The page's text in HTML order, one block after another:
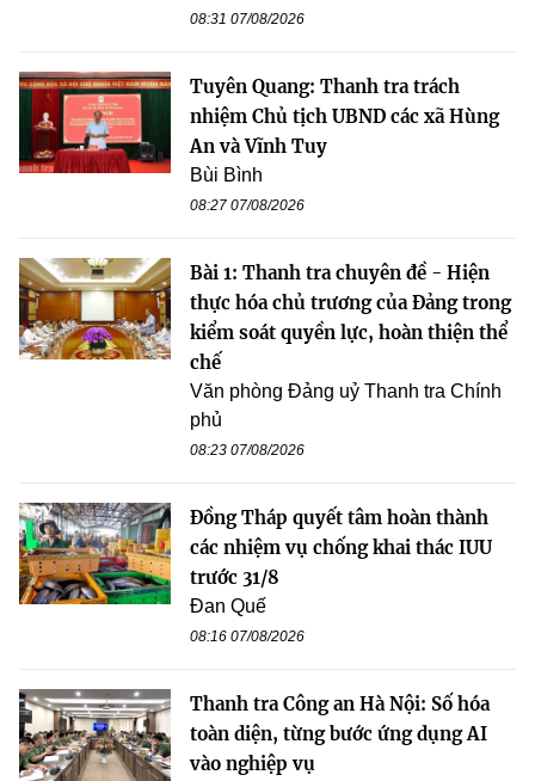
08:31 07/08/2026
Tuyên Quang: Thanh tra trách
nhiệm Chủ tịch UBND các xã Hùng
An và Vĩnh Tuy
Bùi Bình
08:27 07/08/2026
Bài 1: Thanh tra chuyên đề - Hiện
thực hóa chủ trương của Đảng trong
kiểm soát quyền lực, hoàn thiện thể
chế
Văn phòng Đảng uỷ Thanh tra Chính
phủ
08:23 07/08/2026
Đồng Tháp quyết tâm hoàn thành
các nhiệm vụ chống khai thác IUU
trước 31/8
Đan Quế
08:16 07/08/2026
Thanh tra Công an Hà Nội: Số hóa
toàn diện, từng bước ứng dụng AI
vào nghiệp vụ